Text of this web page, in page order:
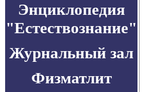
Энциклопедия
"Естествознание"
Журнальный зал
Физматлит